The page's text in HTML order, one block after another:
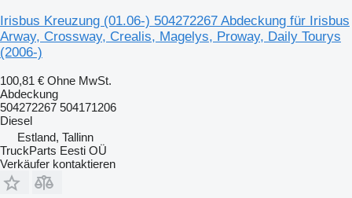
Irisbus Kreuzung (01.06-) 504272267 Abdeckung für Irisbus
Arway, Crossway, Crealis, Magelys, Proway, Daily Tourys
(2006-)
100,81 € Ohne MwSt.
Abdeckung
504272267 504171206
Diesel
Estland, Tallinn
TruckParts Eesti OÜ
Verkäufer kontaktieren